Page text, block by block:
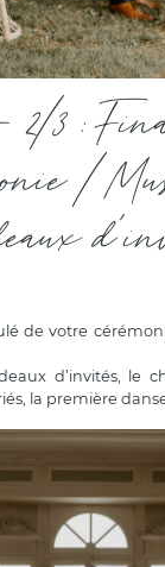
3 :
/
de votre
d’invités, le
la première